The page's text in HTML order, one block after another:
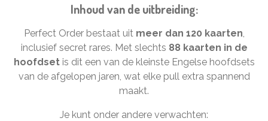
Inhoud van de uitbreiding:
Perfect Order bestaat uit meer dan 120 kaarten,
inclusief secret rares. Met slechts 88 kaarten in de
hoofdsetis dit een van de kleinste Engelse hoofdsets
van de afgelopen jaren, wat elke pull extra spannend
maakt.
Je kunt onder andere verwachten: